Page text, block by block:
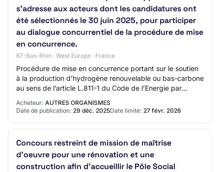
s'adresse aux acteurs dont les candidatures ont
été sélectionnés le 30 juin 2025, pour participer
au dialogue concurrentiel de la procédure de mise
en concurrence.
67-Bas-Rhin · West Europe · France
Procédure de mise en concurrence portant sur le soutien
à la production d’hydrogène renouvelable ou bas-carbone
au sens de l’article L.811-1 du Code de l’Energie par
Acheteur: AUTRES ORGANISMES
Date de publication: 29 déc. 2025Date limite: 27 févr. 2026
Concours restreint de mission de maîtrise
d'oeuvre pour une rénovation et une
construction afin d'accueillir le Pôle Social